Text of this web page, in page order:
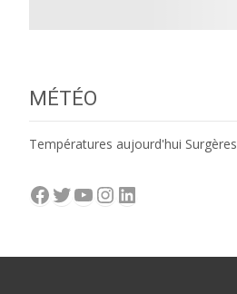
MÉTÉO
Températures aujourd'hui Surgères
Facebook
Twitter
YouTube
Instagram
LinkedIn